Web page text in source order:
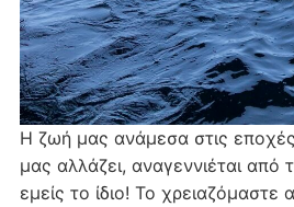
Η ζωή μας ανάμεσα στις
μας αλλάζει, αναγεννιέται από
εμείς το ίδιο! Το χρειαζόμαστε